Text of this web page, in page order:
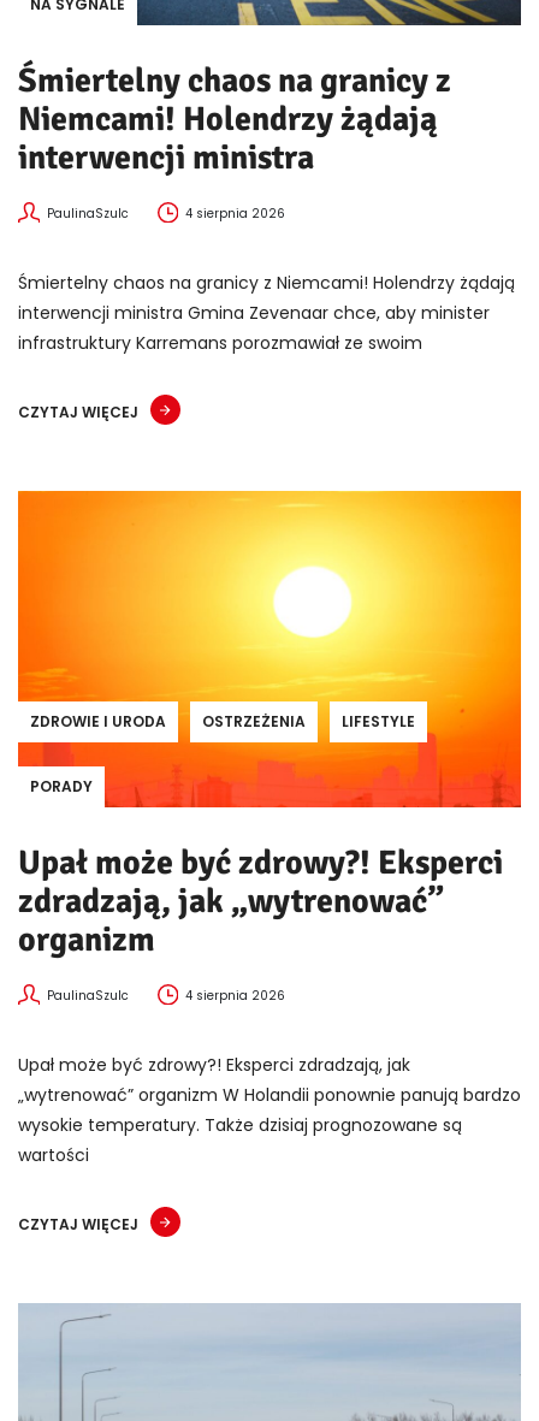
NA SYGNALE
Śmiertelny chaos na granicy z
Niemcami! Holendrzy żądają
interwencji ministra
PaulinaSzulc 4 sierpnia 2026
Śmiertelny chaos na granicy z Niemcami! Holendrzy żądają
interwencji ministra Gmina Zevenaar chce, aby minister
infrastruktury Karremans porozmawiał ze swoim
CZYTAJ WIĘCEJ
ZDROWIE I URODA OSTRZEŻENIA LIFESTYLE
PORADY
Upał może być zdrowy?! Eksperci
zdradzają, jak „wytrenować”
organizm
PaulinaSzulc 4 sierpnia 2026
Upał może być zdrowy?! Eksperci zdradzają, jak
„wytrenować” organizm W Holandii ponownie panują bardzo
wysokie temperatury. Także dzisiaj prognozowane są
wartości
CZYTAJ WIĘCEJ